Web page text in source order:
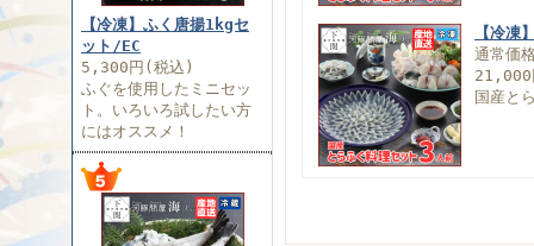
【冷凍】ふく唐揚1kgセ
ット/EC
5,300円(税込)
ふぐを使用したミニセッ
ト。いろいろ試したい方
にはオススメ！
【冷凍
通常
国産と